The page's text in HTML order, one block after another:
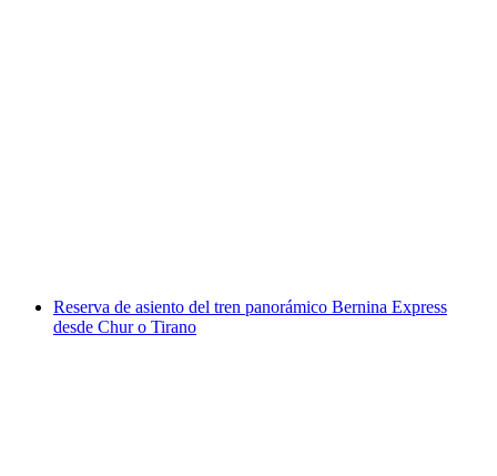
Reserva de asiento del tren panorámico Bernina Express
desde Chur o Tirano